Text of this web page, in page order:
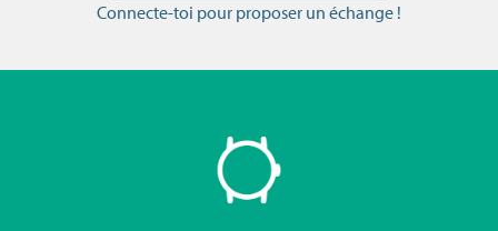
Connecte-toi pour proposer un échange !